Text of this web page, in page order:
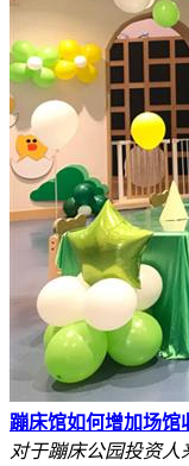
蹦床馆如何增加场馆
对于蹦床公园投资人